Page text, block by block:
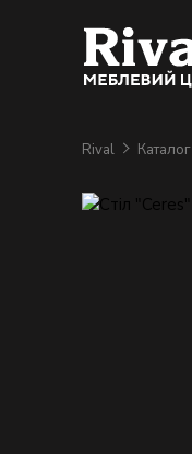
Rival Каталог